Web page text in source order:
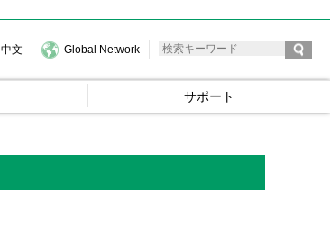
中文 Global Network
サポート